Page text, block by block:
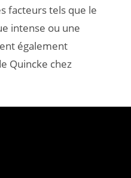
facteurs tels que le
intense ou une
également
Quincke chez